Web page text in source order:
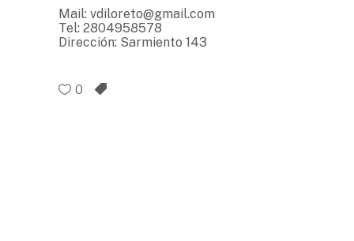
Mail: vdiloreto@gmail.com
Tel: 2804958578
Dirección: Sarmiento 143
0